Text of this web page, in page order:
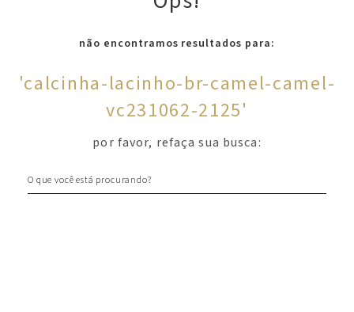
não encontramos resultados para:
'calcinha-lacinho-br-camel-camel-
vc231062-2125'
por favor, refaça sua busca: